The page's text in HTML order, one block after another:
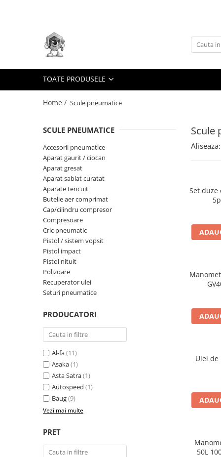
Toate Produsele
Scule electrice
taiere/slefuire/polizare/curatare
Amestecatoare
Aparat frezat / taiat
Aparat de banc
Aparat de mana
Aparat masina cusut
Aparat spalat cu presiune
Aparate de ascutit
Aparate de masurat
Aparate de rindeluit
Aparate de slefuit
Aparate de tuns
Aparate de vopsit
Aparate pe acumulator / baterie
Aspiratoare
Baterii incarcatoare
Cantar electronic
Ciocane rotopercutoare
Compresoare
Invertor / convertor curent
Macara electrica
TOATE PRODUSELE
Home / Scule pneumatice
Scule
SCULE PNEUMATICE
Accesorii pneumatice
Aparat gaurit / ciocan
Aparat gresat
Aparat sablat curatat
Aparate tencuit
Butelie aer comprimat
Cap/cilindru compresor
Compresoare
Cric pneumatic
Pistol / sistem vopsit
Pistol impact
Pistol nituit
Polizoare
Recuperator ulei
Seturi pneumatice
PRODUCATORI
Al-fa(11)
Asaka(1)
Asta Satra(1)
Autospeed (1)
Baug(9)
Vezi mai multe
PRET
Afiseaza:
Set
Ulei de
50L